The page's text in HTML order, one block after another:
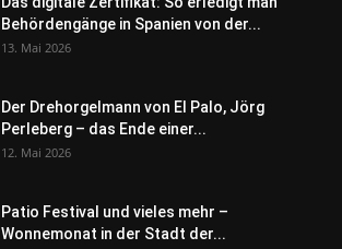
Behördengänge in Spanien von der...
13. Mai 2026
Der Drehorgelmann von El Palo, Jörg
Perleberg – das Ende einer...
12. Mai 2026
Patio Festival und vieles mehr –
Wonnemonat in der Stadt der...